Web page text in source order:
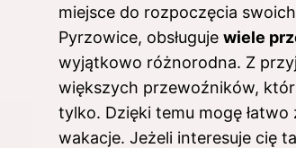
miejsce do rozpoczęcia
Pyrzowice, obsługuje wiele
wyjątkowo różnorodna. Z
większych przewoźników,
tylko. Dzięki temu mogę
wakacje. Jeżeli interesuje cię